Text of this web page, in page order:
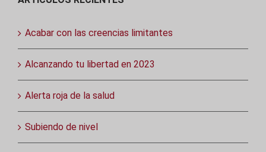
Acabar con las creencias limitantes
Alcanzando tu libertad en 2023
Alerta roja de la salud
Subiendo de nivel